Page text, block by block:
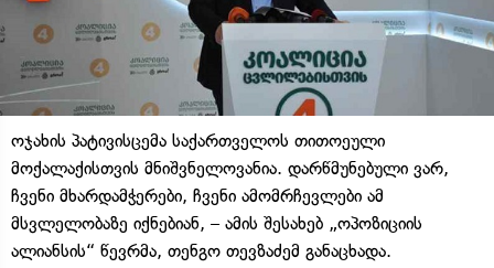
ოჯახის პატივისცემა საქართველოს თითოეული
მოქალაქისთვის მნიშვნელოვანია. დარწმუნებული ვარ,
ჩვენი მხარდამჭერები, ჩვენი ამომრჩევლები ამ
მსვლელობაზე იქნებიან, – ამის შესახებ „ოპოზიციის
ალიანსის“ წევრმა, თენგო თევზაძემ განაცხადა.